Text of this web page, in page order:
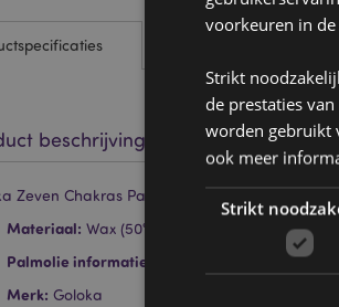
beschrijving
Zeven Chakras Paraffine Wax Geurkaars in
Materiaal: Wax (50% paraffine, 45% soja en
Palmolie informatie: Van ethisch
Merk: Goloka
voorkeuren in
Strikt
de prestaties
worden gebruikt
ook meer
Strikt